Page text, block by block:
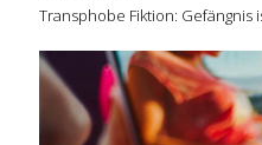
Transphobe Fiktion: Gefängnis